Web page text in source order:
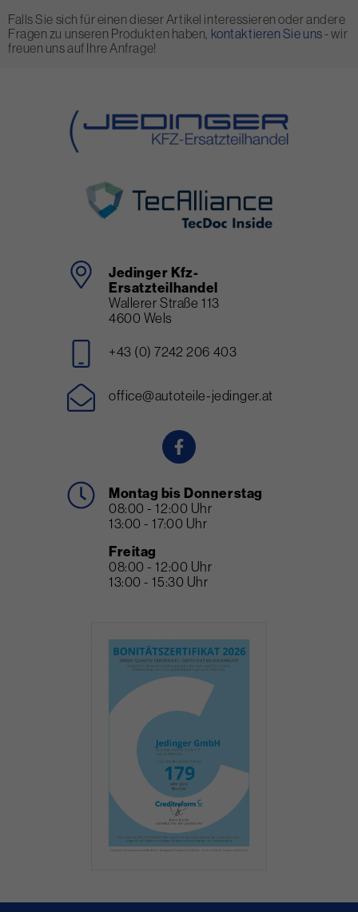
Falls Sie sich für einen dieser Artikel interessieren oder andere
Fragen zu unseren Produkten haben, kontaktieren Sie uns- wir
freuen uns auf Ihre Anfrage!
Jedinger Kfz-
Ersatzteilhandel
Wallerer Straße 113
4600 Wels
+43 (0) 7242 206 403
office@autoteile-jedinger.at
Montag bis Donnerstag
08:00 - 12:00 Uhr
13:00 - 17:00 Uhr
Freitag
08:00 - 12:00 Uhr
13:00 - 15:30 Uhr